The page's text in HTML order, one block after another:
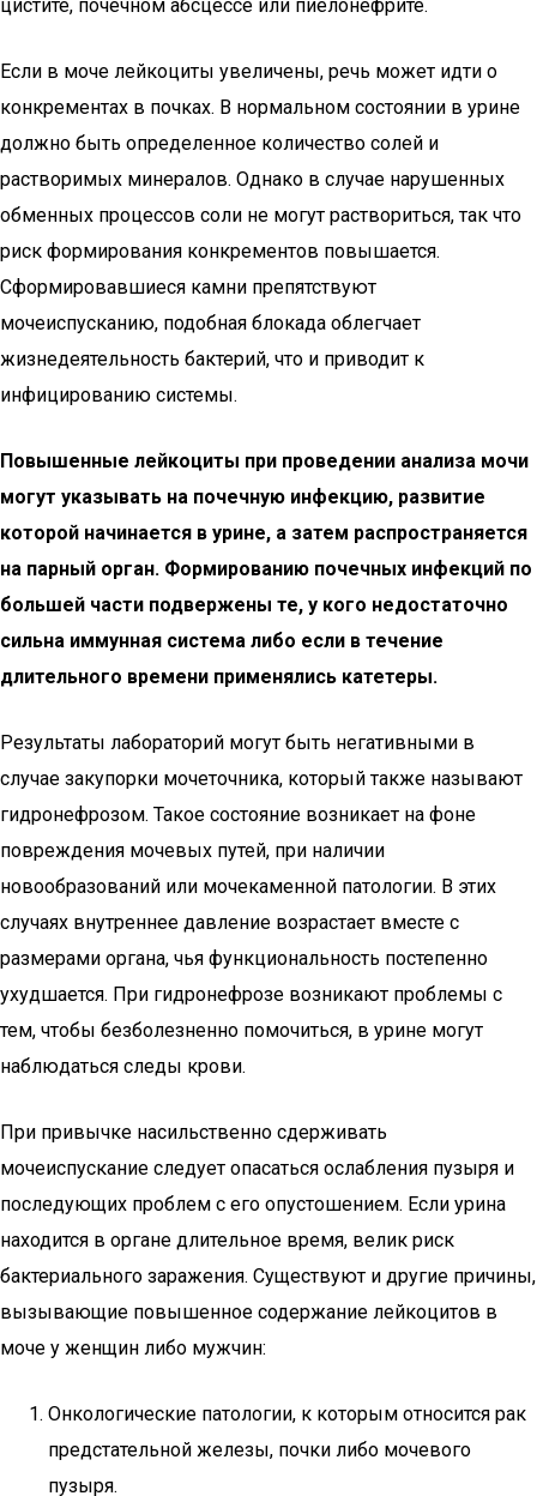
цистите, почечном абсцессе или пиелонефрите.
Если в моче лейкоциты увеличены, речь может идти о
конкрементах в почках. В нормальном состоянии в урине
должно быть определенное количество солей и
растворимых минералов. Однако в случае нарушенных
обменных процессов соли не могут раствориться, так что
риск формирования конкрементов повышается.
Сформировавшиеся камни препятствуют
мочеиспусканию, подобная блокада облегчает
жизнедеятельность бактерий, что и приводит к
инфицированию системы.
Повышенные лейкоциты при проведении анализа мочи
могут указывать на почечную инфекцию, развитие
которой начинается в урине, а затем распространяется
на парный орган. Формированию почечных инфекций по
большей части подвержены те, у кого недостаточно
сильна иммунная система либо если в течение
длительного времени применялись катетеры.
Результаты лабораторий могут быть негативными в
случае закупорки мочеточника, который также называют
гидронефрозом. Такое состояние возникает на фоне
повреждения мочевых путей, при наличии
новообразований или мочекаменной патологии. В этих
случаях внутреннее давление возрастает вместе с
размерами органа, чья функциональность постепенно
ухудшается. При гидронефрозе возникают проблемы с
тем, чтобы безболезненно помочиться, в урине могут
наблюдаться следы крови.
При привычке насильственно сдерживать
мочеиспускание следует опасаться ослабления пузыря и
последующих проблем с его опустошением. Если урина
находится в органе длительное время, велик риск
бактериального заражения. Существуют и другие причины,
вызывающие повышенное содержание лейкоцитов в
моче у женщин либо мужчин:
Онкологические патологии, к которым относится рак
предстательной железы, почки либо мочевого
пузыря.